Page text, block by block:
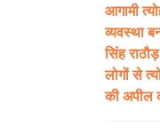
आगामी
व्यवस्था
सिंह
लोगों से
की अपील